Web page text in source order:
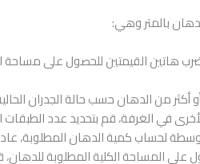
بالمتر وهي:
من الدهان حسب حالة الجدران
في الغرفة، قم بتحديد عدد الطبقات
لحساب كمية الدهان المطلوبة،
المساحة الكلية المطلوبة للدهان،